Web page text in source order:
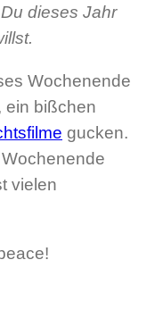
dieses Jahr
Wochenende
ein bißchen
gucken.
vielen